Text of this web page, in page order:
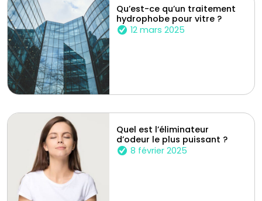
Qu’est-ce qu’un traitement
hydrophobe pour vitre ?
12 mars 2025
Quel est l’éliminateur
d’odeur le plus puissant ?
8 février 2025